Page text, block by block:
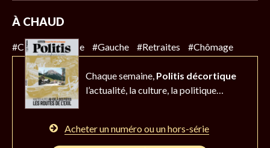
À CHAUD
#Climat #Police #Gauche #Retraites #Chômage
Chaque semaine, Politis décortique
l’actualité, la culture, la politique…
Acheter un numéro ou un hors-série